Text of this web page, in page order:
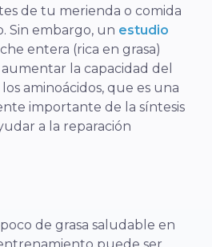
de tu merienda o comida
Sin embargo, un estudio
entera (rica en grasa)
aumentar la capacidad del
aminoácidos, que es una
importante de la síntesis
a la reparación
de grasa saludable en